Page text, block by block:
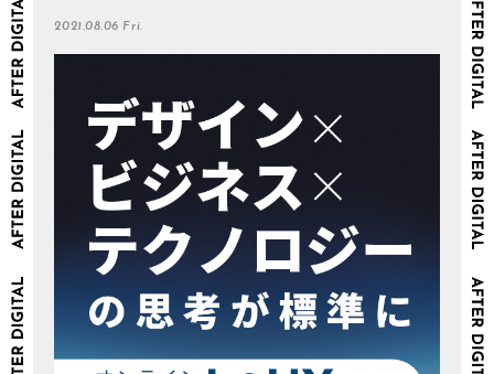
2021.08.06 Fri.